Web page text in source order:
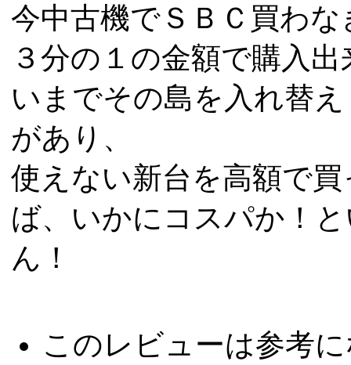
今中古機でＳＢＣ買わ
３分の１の金額で購入
いまでその島を入れ替
があり、
使えない新台を高額で
ば、いかにコスパか！
ん！
このレビューは参考